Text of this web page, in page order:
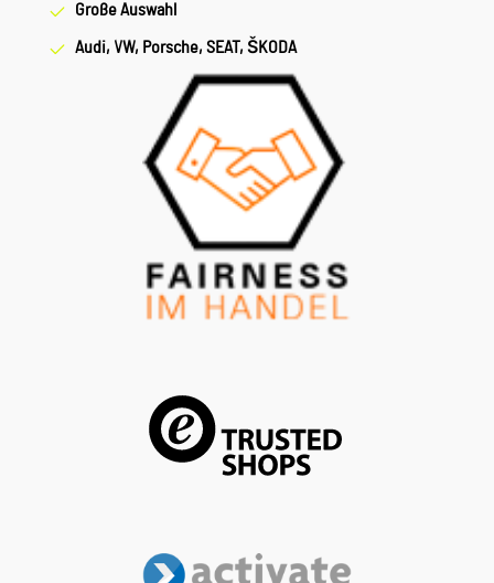
Große Auswahl
Audi, VW, Porsche, SEAT, ŠKODA